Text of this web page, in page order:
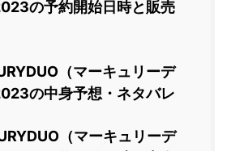
の予約開始日時と販売
（マーキュリーデ
の中身予想・ネタバレ
（マーキュリーデ